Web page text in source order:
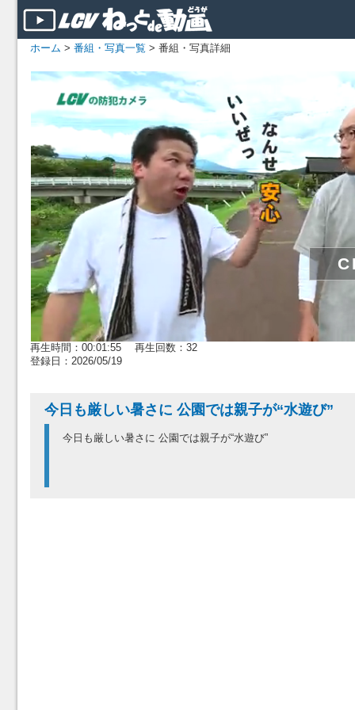
ホーム > 番組・写真一覧 > 番組・写真詳細
再生時間：00:01:55 再生回数：32
登録日：2026/05/19
今日も厳しい暑さに 公園では親子が“水遊び”
今日も厳しい暑さに 公園では親子が“水遊び”